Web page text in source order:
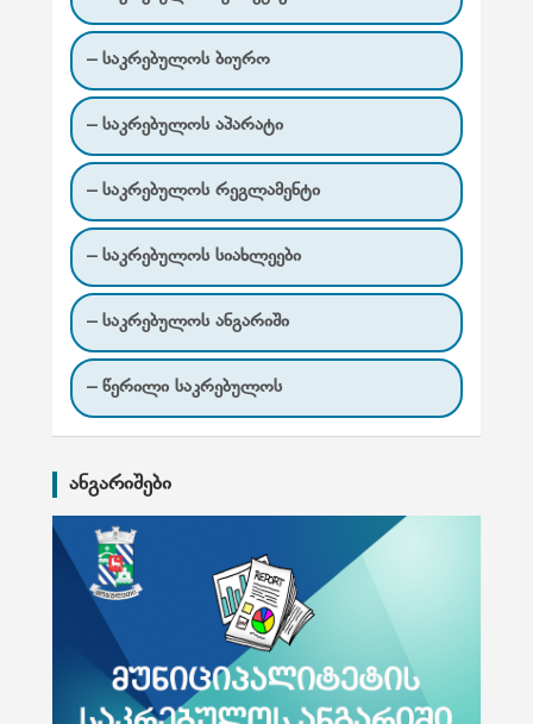
– საკრებულოს ბიურო
– საკრებულოს აპარატი
– საკრებულოს რეგლამენტი
– საკრებულოს სიახლეები
– საკრებულოს ანგარიში
– წერილი საკრებულოს
ანგარიშები